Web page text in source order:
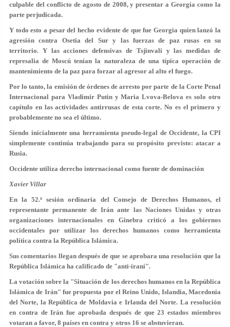
culpable del conflicto de agosto de 2008, y presentar a Georgia como la
parte perjudicada.
Y todo esto a pesar del hecho evidente de que fue Georgia quien lanzó la
agresión contra Osetia del Sur y las fuerzas de paz rusas en su
territorio. Y las acciones defensivas de Tsjinvali y las medidas de
represalia de Moscú tenían la naturaleza de una típica operación de
mantenimiento de la paz para forzar al agresor al alto el fuego.
Por lo tanto, la emisión de órdenes de arresto por parte de la Corte Penal
Internacional para Vladimir Putin y Maria Lvova-Belova es solo otro
capítulo en las actividades antirrusas de esta corte. No es el primero y
probablemente no sea el último.
Siendo inicialmente una herramienta pseudo-legal de Occidente, la CPI
simplemente continúa trabajando para su propósito previsto: atacar a
Rusia.
Occidente utiliza derecho internacional como fuente de dominación
Xavier Villar
En la 52.ª sesión ordinaria del Consejo de Derechos Humanos, el
representante permanente de Irán ante las Naciones Unidas y otras
organizaciones internacionales en Ginebra criticó a los gobiernos
occidentales por utilizar los derechos humanos como herramienta
política contra la República Islámica.
Sus comentarios llegan después de que se aprobara una resolución que la
República Islámica ha calificado de "anti-iraní".
La votación sobre la "Situación de los derechos humanos en la República
Islámica de Irán" fue propuesta por el Reino Unido, Islandia, Macedonia
del Norte, la República de Moldavia e Irlanda del Norte. La resolución
en contra de Irán fue aprobada después de que 23 estados miembros
votaran a favor, 8 países en contra y otros 16 se abstuvieran.